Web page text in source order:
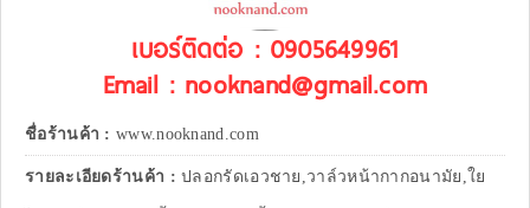
เบอร์ติดต่อ : 0905649961
Email : nooknand@gmail.com
ชื่อร้านค้า : www.nooknand.com
รายละเอียดร้านค้า :ปลอกรัดเอวชาย,วาล์วหน้ากากอนามัย,ใย